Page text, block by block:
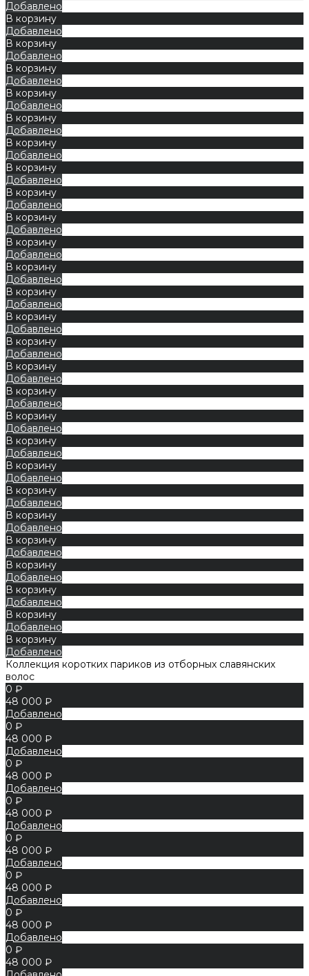
Добавлено
В корзину
Добавлено
В корзину
Добавлено
В корзину
Добавлено
В корзину
Добавлено
В корзину
Добавлено
В корзину
Добавлено
В корзину
Добавлено
В корзину
Добавлено
В корзину
Добавлено
В корзину
Добавлено
В корзину
Добавлено
В корзину
Добавлено
В корзину
Добавлено
В корзину
Добавлено
В корзину
Добавлено
В корзину
Добавлено
В корзину
Добавлено
В корзину
Добавлено
В корзину
Добавлено
В корзину
Добавлено
В корзину
Добавлено
В корзину
Добавлено
В корзину
Добавлено
В корзину
Добавлено
В корзину
Добавлено
В корзину
Добавлено
Коллекция коротких париков из отборных славянских
волос
0 ₽
48 000 ₽
Добавлено
0 ₽
48 000 ₽
Добавлено
0 ₽
48 000 ₽
Добавлено
0 ₽
48 000 ₽
Добавлено
0 ₽
48 000 ₽
Добавлено
0 ₽
48 000 ₽
Добавлено
0 ₽
48 000 ₽
Добавлено
0 ₽
48 000 ₽